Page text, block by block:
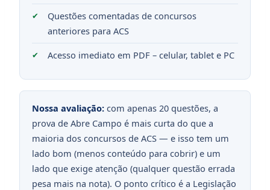
Questões comentadas de concursos
anteriores para ACS
Acesso imediato em PDF – celular, tablet e PC
Nossa avaliação: com apenas 20 questões, a
prova de Abre Campo é mais curta do que a
maioria dos concursos de ACS — e isso tem um
lado bom (menos conteúdo para cobrir) e um
lado que exige atenção (qualquer questão errada
pesa mais na nota). O ponto crítico é a Legislação